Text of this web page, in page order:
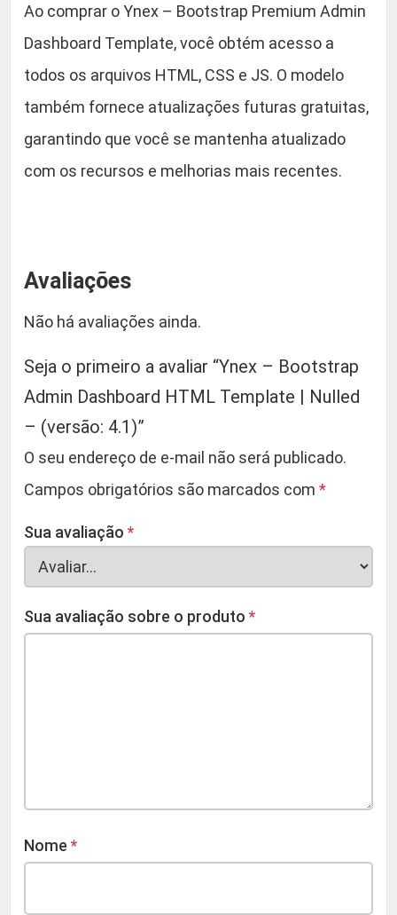
Ao comprar o Ynex – Bootstrap Premium Admin
Dashboard Template, você obtém acesso a
todos os arquivos HTML, CSS e JS. O modelo
também fornece atualizações futuras gratuitas,
garantindo que você se mantenha atualizado
com os recursos e melhorias mais recentes.
Avaliações
Não há avaliações ainda.
Seja o primeiro a avaliar “Ynex – Bootstrap
Admin Dashboard HTML Template | Nulled
– (versão: 4.1)”
O seu endereço de e-mail não será publicado.
Campos obrigatórios são marcados com *
Sua avaliação *
Sua avaliação sobre o produto *
Nome *